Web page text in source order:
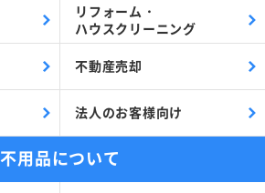
リフォーム・
ハウスクリーニング
不動産売却
法人のお客様向け
不用品について